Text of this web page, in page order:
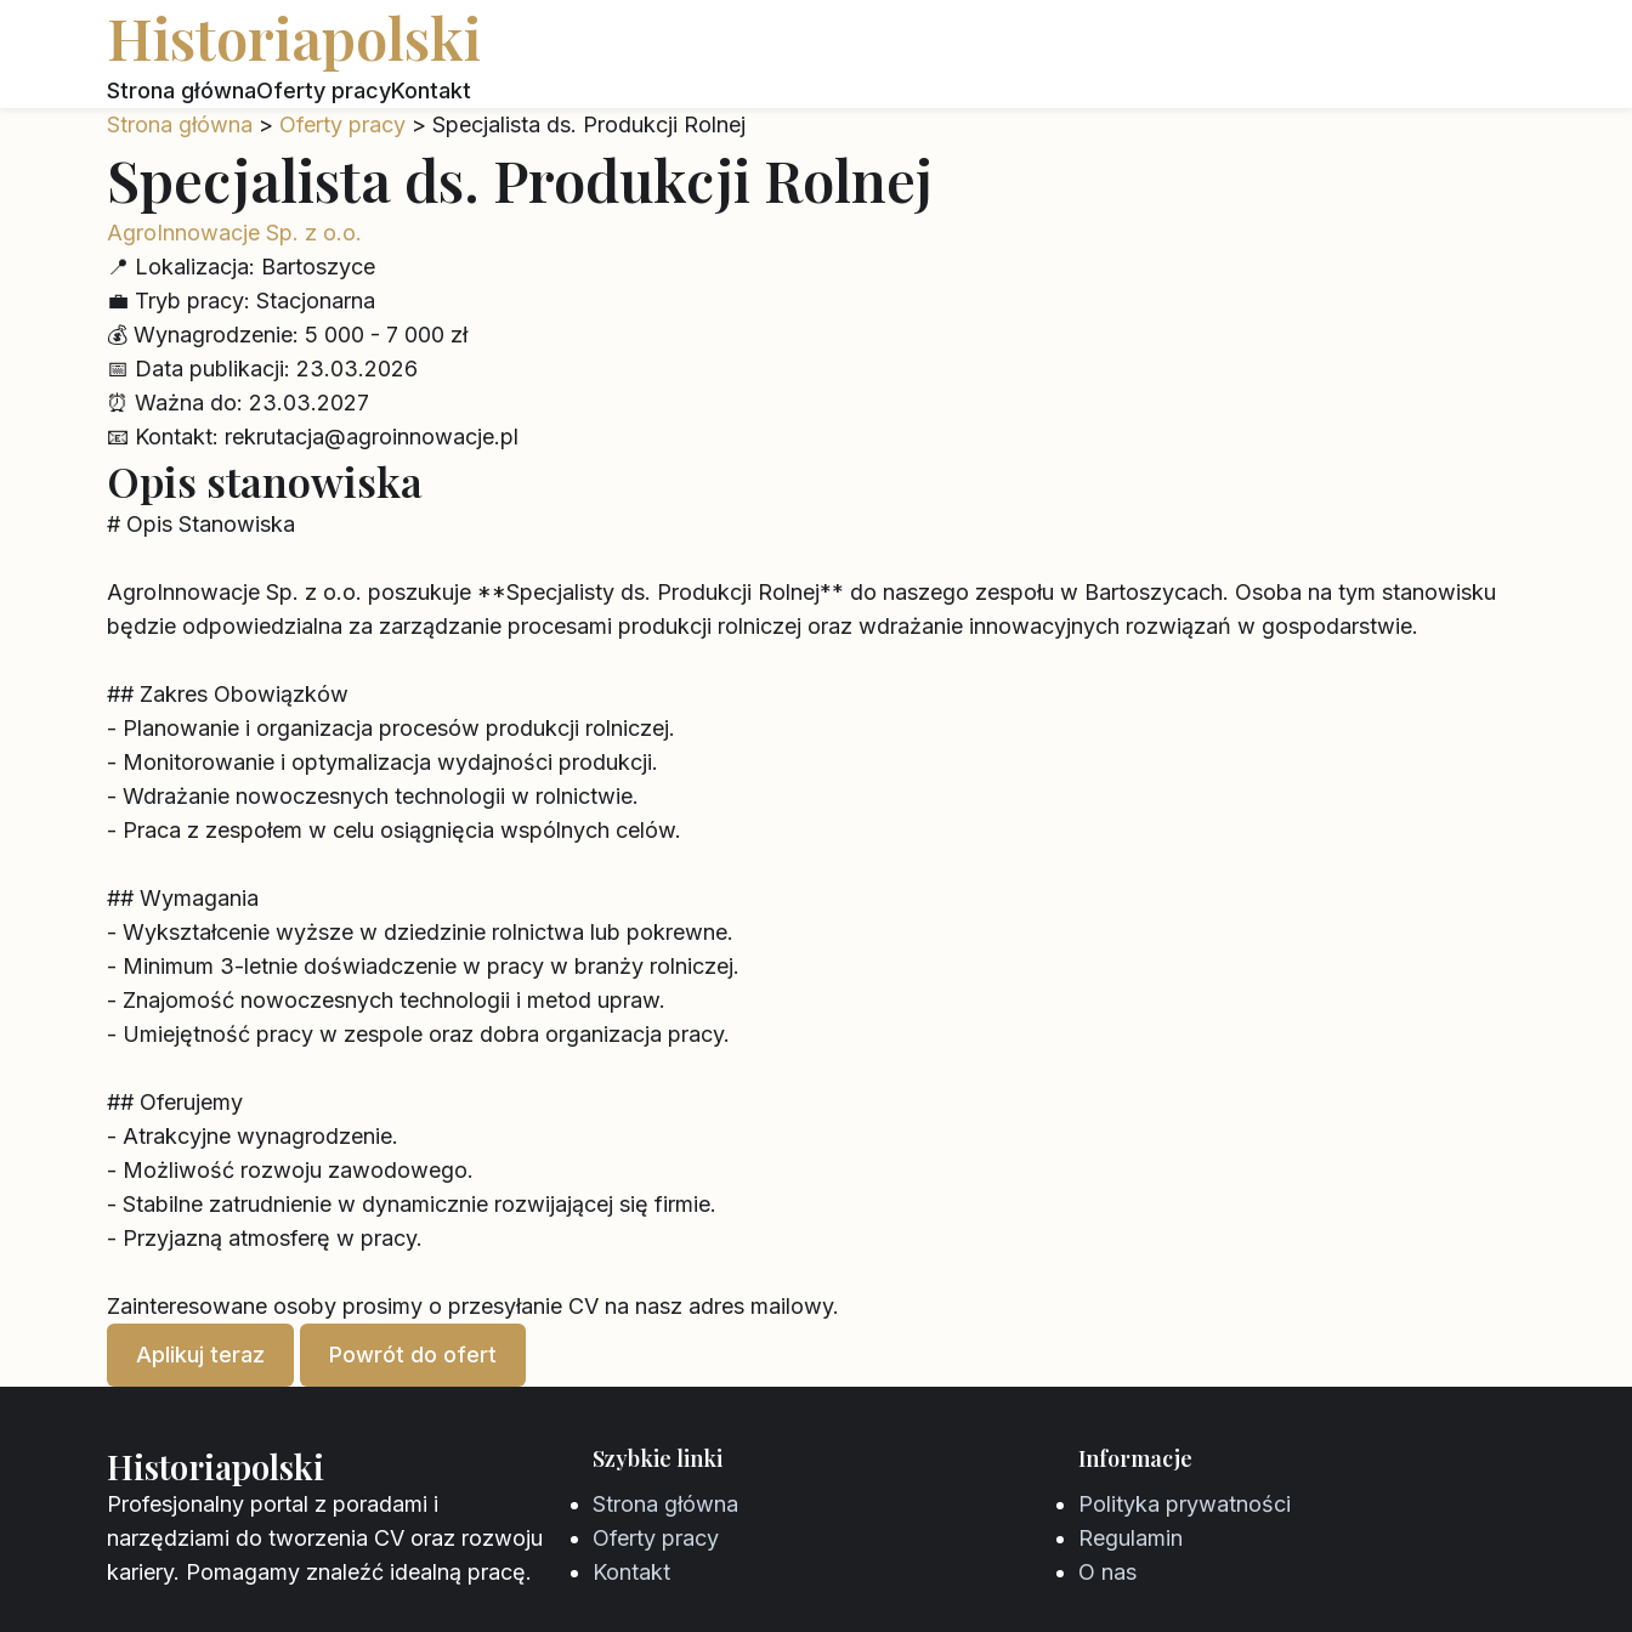
Historiapolski
Strona głównaOferty pracyKontakt
Strona główna > Oferty pracy > Specjalista ds. Produkcji Rolnej
Specjalista ds. Produkcji Rolnej
AgroInnowacje Sp. z o.o.
📍 Lokalizacja: Bartoszyce
💼 Tryb pracy: Stacjonarna
💰 Wynagrodzenie: 5 000 - 7 000 zł
📅 Data publikacji: 23.03.2026
⏰ Ważna do: 23.03.2027
📧 Kontakt: rekrutacja@agroinnowacje.pl
Opis stanowiska
# Opis Stanowiska
AgroInnowacje Sp. z o.o. poszukuje **Specjalisty ds. Produkcji Rolnej** do naszego zespołu w Bartoszycach. Osoba na tym stanowisku
będzie odpowiedzialna za zarządzanie procesami produkcji rolniczej oraz wdrażanie innowacyjnych rozwiązań w gospodarstwie.
## Zakres Obowiązków
- Planowanie i organizacja procesów produkcji rolniczej.
- Monitorowanie i optymalizacja wydajności produkcji.
- Wdrażanie nowoczesnych technologii w rolnictwie.
- Praca z zespołem w celu osiągnięcia wspólnych celów.
## Wymagania
- Wykształcenie wyższe w dziedzinie rolnictwa lub pokrewne.
- Minimum 3-letnie doświadczenie w pracy w branży rolniczej.
- Znajomość nowoczesnych technologii i metod upraw.
- Umiejętność pracy w zespole oraz dobra organizacja pracy.
## Oferujemy
- Atrakcyjne wynagrodzenie.
- Możliwość rozwoju zawodowego.
- Stabilne zatrudnienie w dynamicznie rozwijającej się firmie.
- Przyjazną atmosferę w pracy.
Zainteresowane osoby prosimy o przesyłanie CV na nasz adres mailowy.
Aplikuj teraz
Powrót do ofert
Historiapolski
Profesjonalny portal z poradami i
narzędziami do tworzenia CV oraz rozwoju
kariery. Pomagamy znaleźć idealną pracę.
Szybkie linki
Strona główna
Oferty pracy
Kontakt
Informacje
Polityka prywatności
Regulamin
O nas